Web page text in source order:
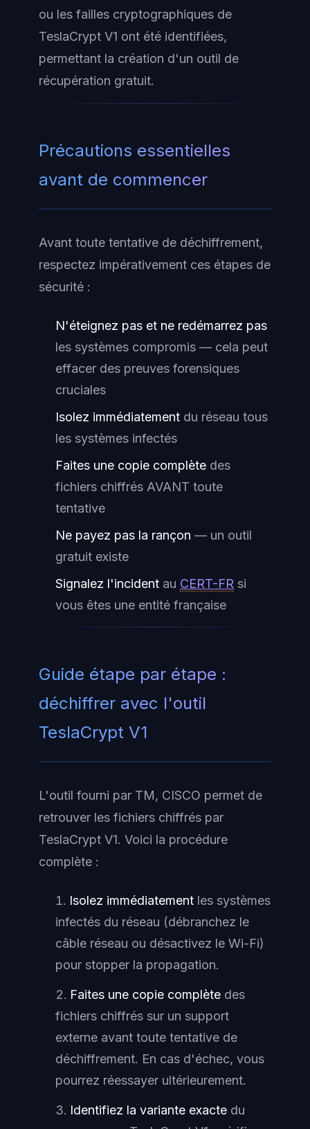
ou les failles cryptographiques de
TeslaCrypt V1 ont été identifiées,
permettant la création d'un outil de
récupération gratuit.
Précautions essentielles
avant de commencer
Avant toute tentative de déchiffrement,
respectez impérativement ces étapes de
sécurité :
N'éteignez pas et ne redémarrez pas
les systèmes compromis — cela peut
effacer des preuves forensiques
cruciales
Isolez immédiatement du réseau tous
les systèmes infectés
Faites une copie complète des
fichiers chiffrés AVANT toute
tentative
Ne payez pas la rançon — un outil
gratuit existe
Signalez l'incident au CERT-FR si
vous êtes une entité française
Guide étape par étape :
déchiffrer avec l'outil
TeslaCrypt V1
L'outil fourni par TM, CISCO permet de
retrouver les fichiers chiffrés par
TeslaCrypt V1. Voici la procédure
complète :
Isolez immédiatement les systèmes
infectés du réseau (débranchez le
câble réseau ou désactivez le Wi-Fi)
pour stopper la propagation.
Faites une copie complète des
fichiers chiffrés sur un support
externe avant toute tentative de
déchiffrement. En cas d'échec, vous
pourrez réessayer ultérieurement.
Identifiez la variante exacte du